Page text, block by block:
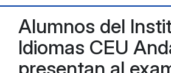
Alumnos del
Idiomas CEU